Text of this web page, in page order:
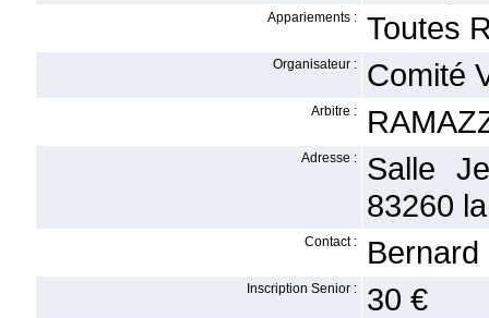
Appariements : Toutes
Organisateur : Comité
Arbitre :
Adresse :
Salle
83260
Contact :
Inscription Senior : 30 €